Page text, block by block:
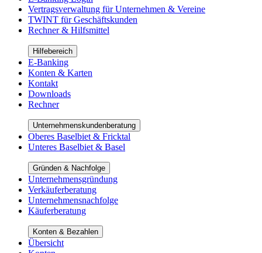
Vertragsverwaltung für Unternehmen & Vereine
TWINT für Geschäftskunden
Rechner & Hilfsmittel
Hilfebereich
E-Banking
Konten & Karten
Kontakt
Downloads
Rechner
Unternehmenskundenberatung
Oberes Baselbiet & Fricktal
Unteres Baselbiet & Basel
Gründen & Nachfolge
Unternehmensgründung
Verkäuferberatung
Unternehmensnachfolge
Käuferberatung
Konten & Bezahlen
Übersicht